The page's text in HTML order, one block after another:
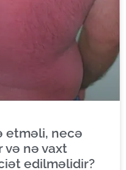
etməli, necə
və nə vaxt
edilməlidir?